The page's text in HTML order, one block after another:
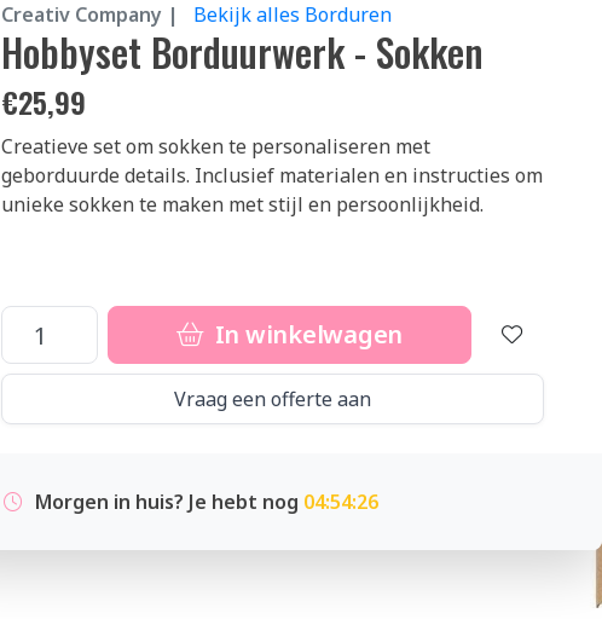
Creativ Company | Bekijk alles Borduren
Hobbyset Borduurwerk - Sokken
€25,99
Creatieve set om sokken te personaliseren met
geborduurde details. Inclusief materialen en instructies om
unieke sokken te maken met stijl en persoonlijkheid.
In winkelwagen
Vraag een offerte aan
Morgen in huis? Je hebt nog 04:54:25